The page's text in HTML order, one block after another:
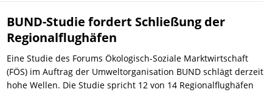
BUND-Studie fordert Schließung der
Regionalflughäfen
Eine Studie des Forums Ökologisch-Soziale Marktwirtschaft
(FÖS) im Auftrag der Umweltorganisation BUND schlägt derzeit
hohe Wellen. Die Studie spricht 12 von 14 Regionalflughäfen